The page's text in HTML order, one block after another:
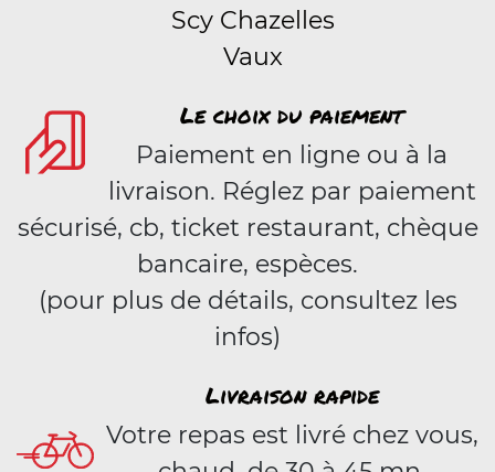
Scy Chazelles
Vaux
Le choix du paiement
Paiement en ligne ou à la
livraison. Réglez par paiement
sécurisé, cb, ticket restaurant, chèque
bancaire, espèces.
(pour plus de détails, consultez les
infos)
Livraison rapide
Votre repas est livré chez vous,